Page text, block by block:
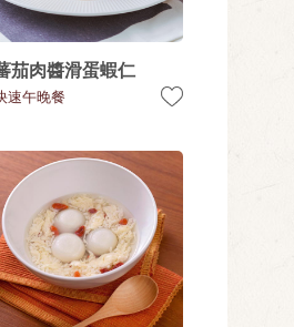
茄肉醬滑蛋蝦仁
速午晚餐